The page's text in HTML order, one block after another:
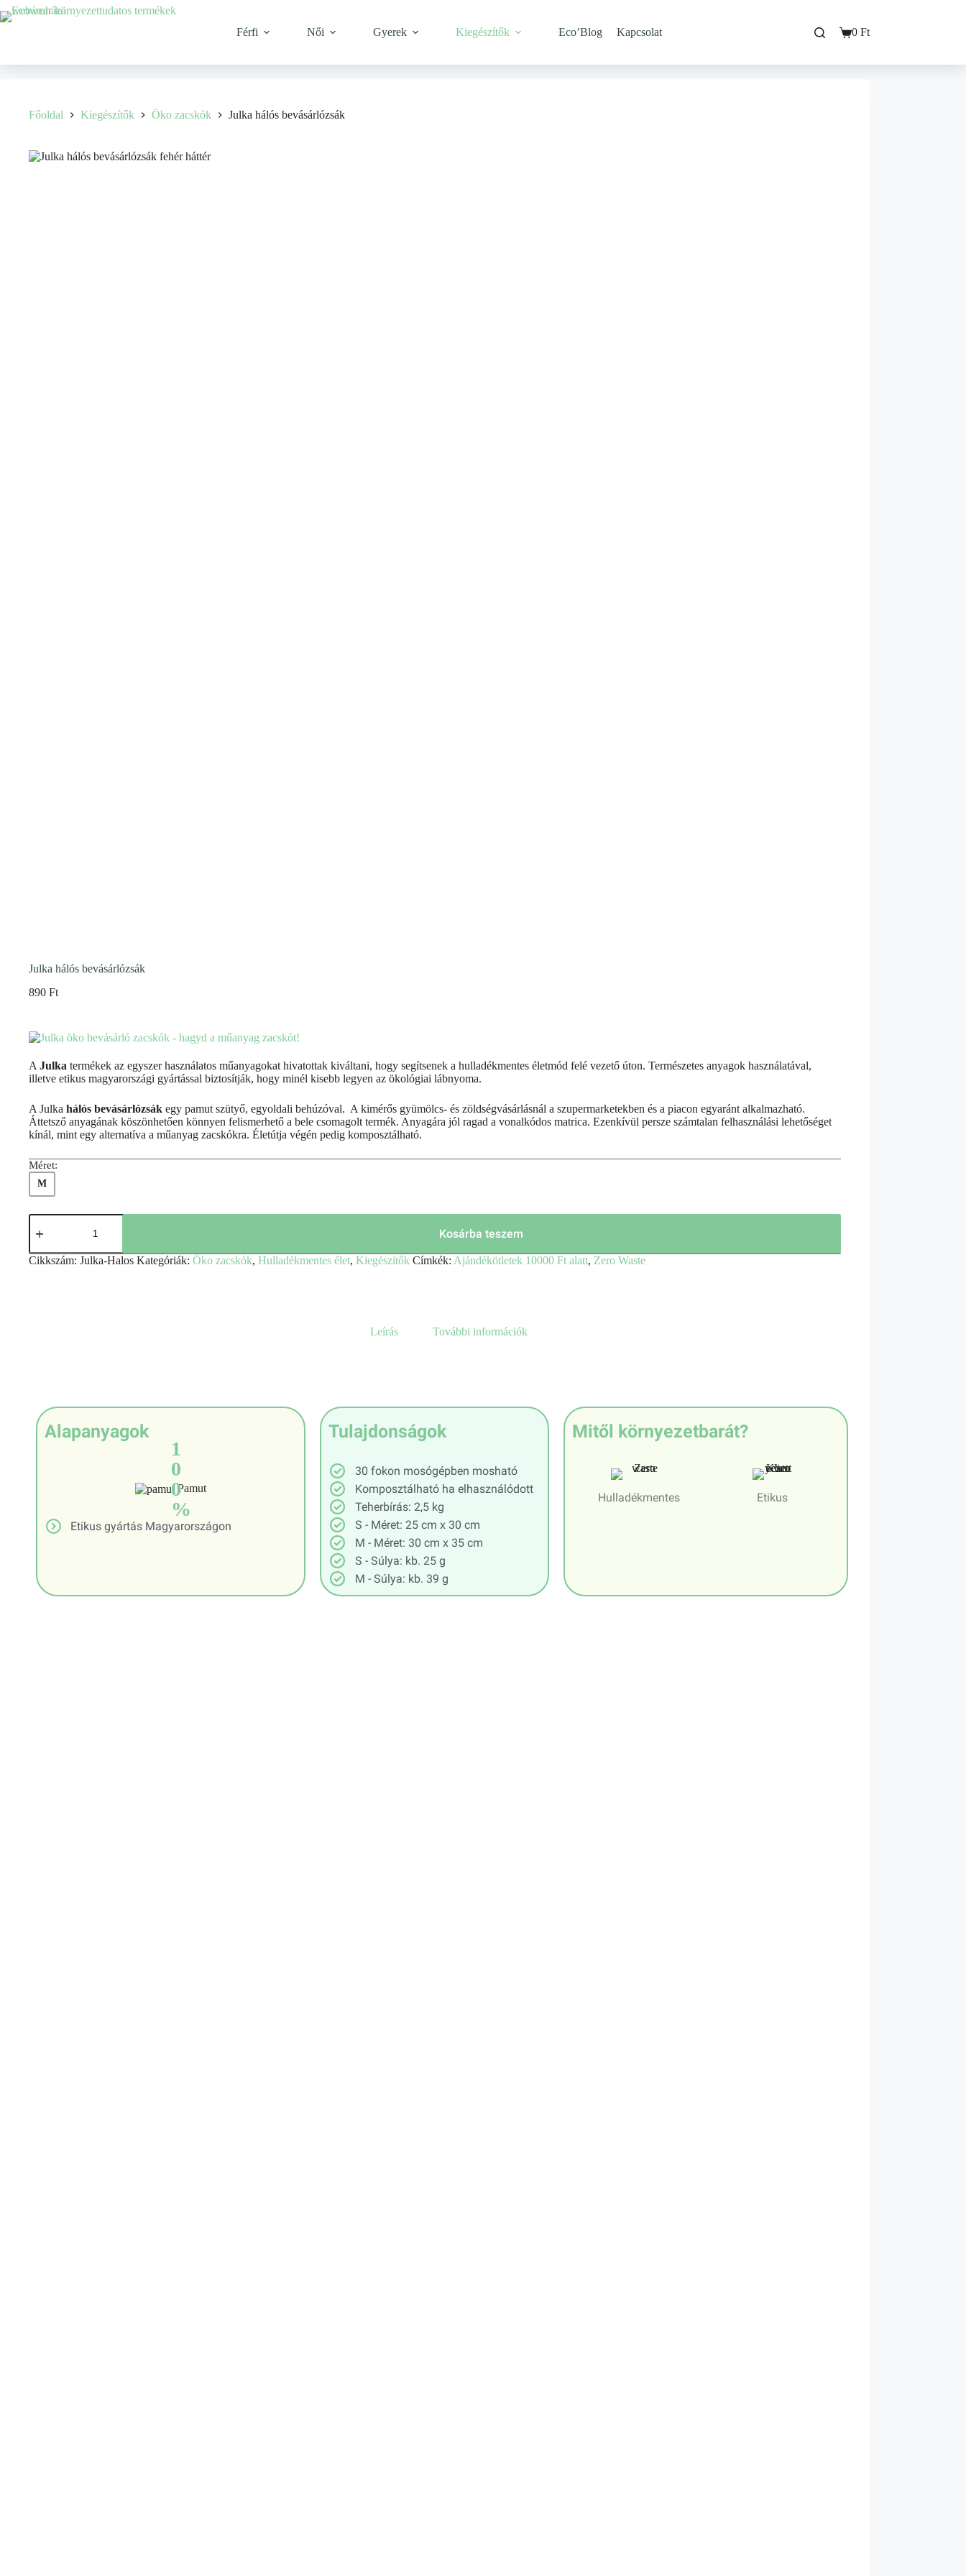
Férfi Női Gyerek Kiegészítők Eco’Blog Kapcsolat 0 Ft
Főoldal Kiegészítők Öko zacskók Julka hálós bevásárlózsák
Julka hálós bevásárlózsák
890 Ft
A Julka termékek az egyszer használatos műanyagokat hivatottak kiváltani, hogy segítsenek a hulladékmentes életmód felé vezető úton. Természetes anyagok használatával,
illetve etikus magyarországi gyártással biztosítják, hogy minél kisebb legyen az ökológiai lábnyoma.
A Julka hálós bevásárlózsák egy pamut szütyő, egyoldali behúzóval. A kimérős gyümölcs- és zöldségvásárlásnál a szupermarketekben és a piacon egyaránt alkalmazható.
Áttetsző anyagának köszönhetően könnyen felismerhető a bele csomagolt termék. Anyagára jól ragad a vonalkódos matrica. Ezenkívül persze számtalan felhasználási lehetőséget
kínál, mint egy alternatíva a műanyag zacskókra. Életútja végén pedig komposztálható.
Méret:
M
Kosárba teszem
Cikkszám: Julka-Halos Kategóriák: Öko zacskók, Hulladékmentes élet, Kiegészítők Címkék: Ajándékötletek 10000 Ft alatt, Zero Waste
Leírás További információk
Alapanyagok
1
0
0
%
Pamut
Etikus gyártás Magyarországon
Tulajdonságok
30 fokon mosógépben mosható
Komposztálható ha elhasználódott
Teherbírás: 2,5 kg
S - Méret: 25 cm x 30 cm
M - Méret: 30 cm x 35 cm
S - Súlya: kb. 25 g
M - Súlya: kb. 39 g
Mitől környezetbarát?
Hulladékmentes Etikus